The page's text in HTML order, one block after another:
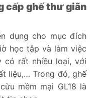
cấp ghế thư giãn
dụng cho mục đích
học tập và làm việc
có rất nhiều loại, với
liệu,… Trong đó, ghế
mềm mại GL18 là